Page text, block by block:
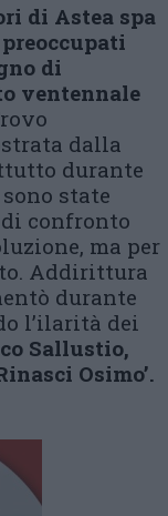
di Astea spa
di
ventennale
dalla
durante
state
confronto
ma per
Addirittura
durante
l’ilarità dei
Sallustio,
Osimo’.